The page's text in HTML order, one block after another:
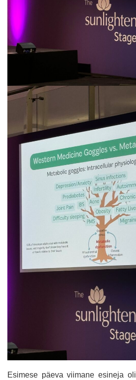
Esimese päeva viimane esineja oli